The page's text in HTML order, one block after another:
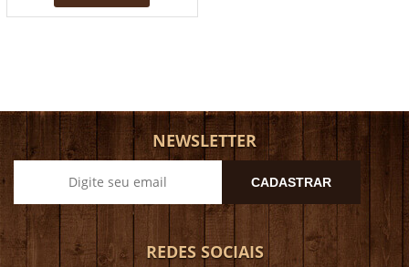
NEWSLETTER
CADASTRAR
REDES SOCIAIS